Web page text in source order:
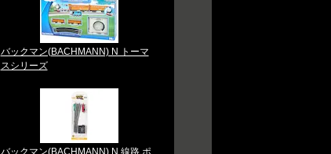
バックマン(BACHMANN) N トーマ
スシリーズ
バックマン(BACHMANN) N 線路.ポ